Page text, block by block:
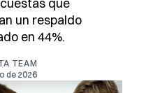
que
un respaldo
en 44%.
TEAM
de 2026